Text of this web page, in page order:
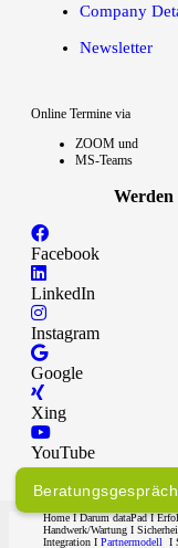
Company
Newsletter
Online Termine via
ZOOM und
MS-Teams
Werden
Facebook
LinkedIn
Instagram
Google
Xing
YouTube
HomeIDarum dataPadI
Handwerk/Wartung I
Integration IPartnermodell I